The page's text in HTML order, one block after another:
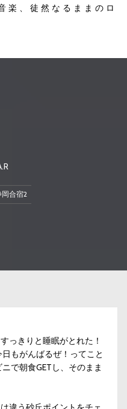
楽、徒然なるままのロ
合宿2
っきりと睡眠がとれた！
もがんばるぜ！ってこと
で朝食GETし、そのまま